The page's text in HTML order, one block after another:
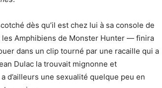
dès qu’il est chez lui à sa console de
Amphibiens de Monster Hunter — finira
dans un clip tourné par une racaille qui a
Dulac la trouvait mignonne et
d’ailleurs une sexualité quelque peu en